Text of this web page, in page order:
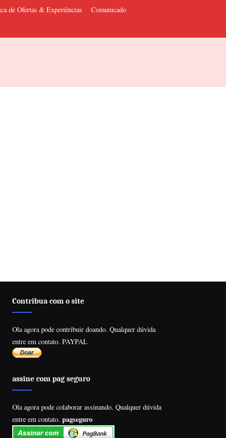
de Ofertas & Experiências
Comunicado
Contribua com o site
Ola agora pode contribuir doando. Qualquer dúvida
entre em contato. PAYPAL
assine com pag seguro
Ola agora pode colaborar assinando. Qualquer dúvida
entre em contato.pagseguro